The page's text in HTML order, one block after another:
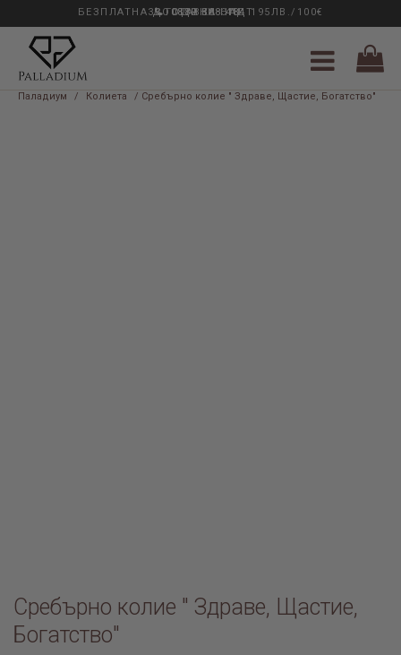
33 ГОДИНИ ОПИТ
БЕЗПЛАТНА ДОСТАВКА НАД 195ЛВ./100€
0889 888 484
Паладиум / Колиета / Сребърно колие " Здраве, Щастие, Богатство"
Сребърно колие " Здраве, Щастие,
Богатство"